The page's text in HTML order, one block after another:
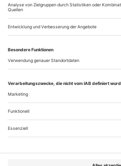
Musiker werden. Nun ist er als
und weiß über Schumann und
zu plaudern wie über rheinische
Beikircher hat nach seinen
Opernführer geschrieben. Im
untermauert er...
Über uns Kontakt